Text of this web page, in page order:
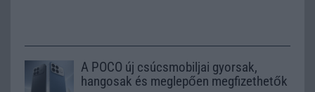
A POCO új csúcsmobiljai gyorsak,
hangosak és meglepően megfizethetők